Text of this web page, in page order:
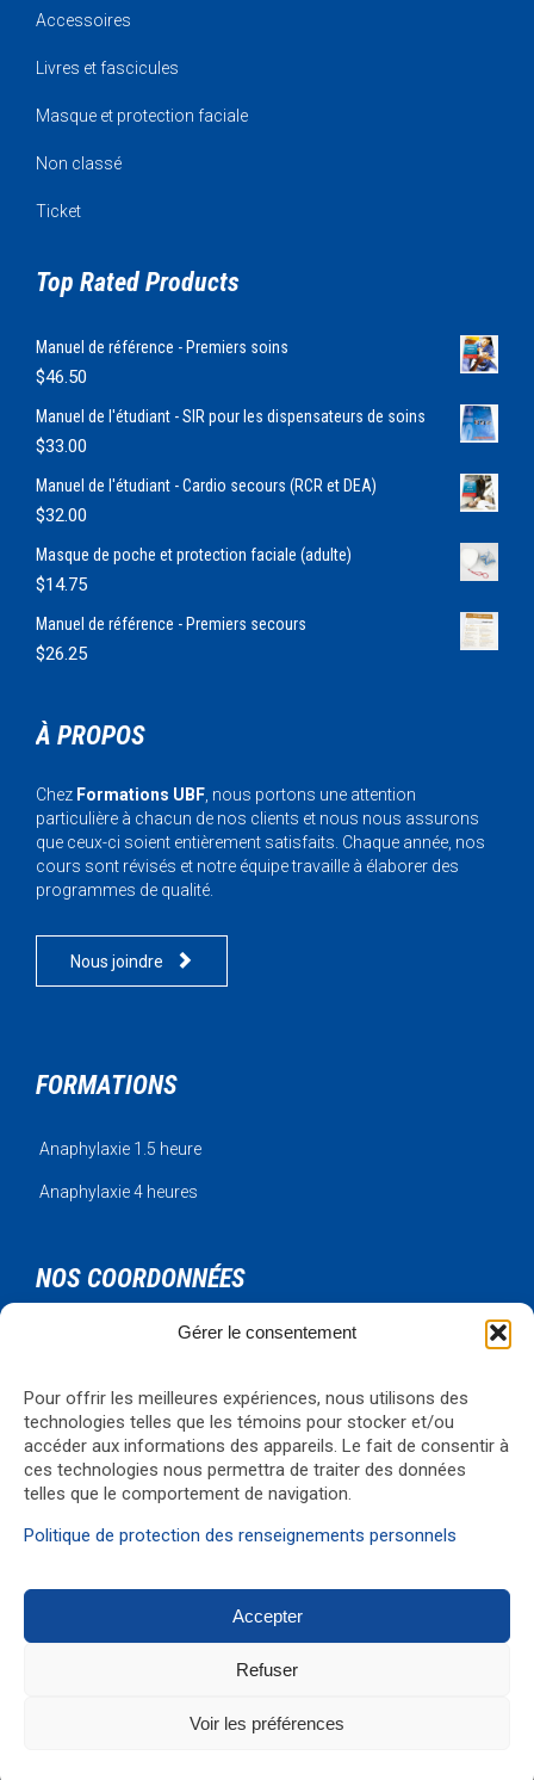
Gérer le consentement
Pour offrir les meilleures expériences, nous utilisons des
technologies telles que les témoins pour stocker et/ou
accéder aux informations des appareils. Le fait de consentir à
ces technologies nous permettra de traiter des données
telles que le comportement de navigation.
Politique de protection des renseignements personnels
Accepter
Refuser
Voir les préférences
Accessoires
Livres et fascicules
Masque et protection faciale
Non classé
Ticket
Top Rated Products
Manuel de référence - Premiers soins
$46.50
Manuel de l'étudiant - SIR pour les dispensateurs de soins
$33.00
Manuel de l'étudiant - Cardio secours (RCR et DEA)
$32.00
Masque de poche et protection faciale (adulte)
$14.75
Manuel de référence - Premiers secours
$26.25
À PROPOS
Chez Formations UBF , nous portons une attention
particulière à chacun de nos clients et nous nous assurons
que ceux-ci soient entièrement satisfaits. Chaque année, nos
cours sont révisés et notre équipe travaille à élaborer des
programmes de qualité.
Nous joindre 
FORMATIONS
Anaphylaxie 1.5 heure
Anaphylaxie 4 heures
NOS COORDONNÉES
Urgence Bois-Francs Inc.
Téléphone: 819-330-4344
Courriel:formations@ubf.coop
Visualiser la carte →